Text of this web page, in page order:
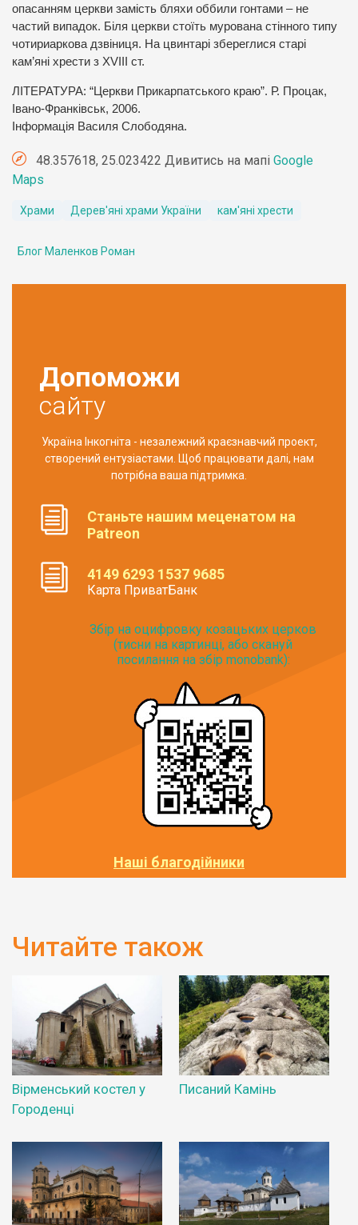
опасанням церкви замість бляхи оббили гонтами – не
частий випадок. Біля церкви стоїть мурована стінного типу
чотириаркова дзвіниця. На цвинтарі збереглися старі
кам’яні хрести з XVIII ст.
ЛІТЕРАТУРА: “Церкви Прикарпатського краю”. Р. Процак,
Івано-Франківськ, 2006.
Інформація Василя Слободяна.
48.357618, 25.023422 Дивитись на мапі Google
Maps
Храми Дерев'яні храми України кам'яні хрести
Блог Маленков Роман
Допоможи
сайту
Україна Інкогніта - незалежний краєзнавчий проект,
створений ентузіастами. Щоб працювати далі, нам
потрібна ваша підтримка.
Станьте нашим меценатом на
Patreon
4149 6293 1537 9685
Карта ПриватБанк
Збір на оцифровку козацьких церков
(тисни на картинці, або скануй
посилання на збір monobank):
Наші благодійники
Читайте також
Вірменський костел у
Городенці
Писаний Камінь